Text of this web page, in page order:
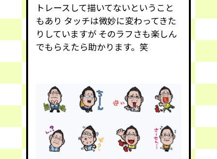
トレースして描いてないということ
もあり タッチは微妙に変わってきた
りしていますが そのラフさも楽しん
でもらえたら助かります。笑